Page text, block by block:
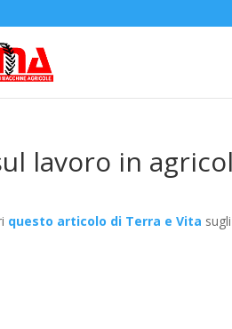
lavoro in
questo articolo di Terra e Vita